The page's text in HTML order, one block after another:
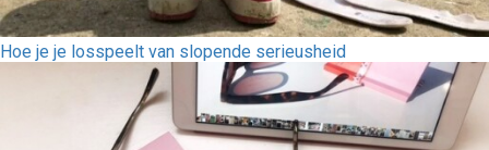
Hoe je je losspeelt van slopende serieusheid